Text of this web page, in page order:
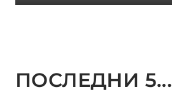
ПОСЛЕДНИ 5...